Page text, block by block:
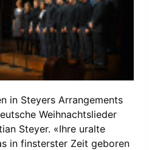
in Steyers Arrangements
Weihnachtslieder
Steyer. «Ihre uralte
in finsterster Zeit geboren